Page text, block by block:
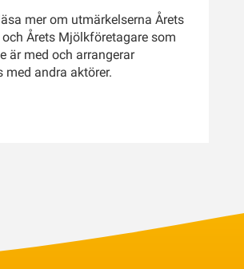
mer om utmärkelserna Årets
Årets Mjölkföretagare som
är med och arrangerar
andra aktörer.